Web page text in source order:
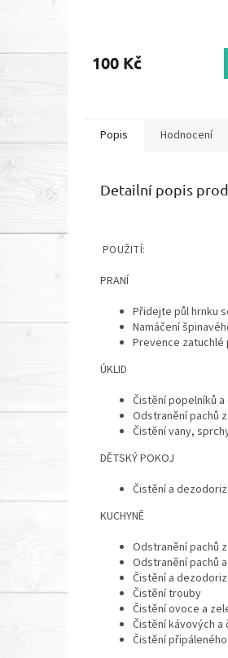
100 Kč
Popis Hodnocení
Detailní popis
POUŽITÍ:
PRANÍ
Přidejte půl hrnku
Namáčení
Prevence zatuchlé
ÚKLID
Čistění popelníků
Odstranění pachů
Čistění vany,
DĚTSKÝ POKOJ
Čistění a
KUCHYNĚ
Odstranění pachů
Odstranění pachů
Čistění a
Čistění trouby
Čistění ovoce a
Čistění kávových a
Čistění